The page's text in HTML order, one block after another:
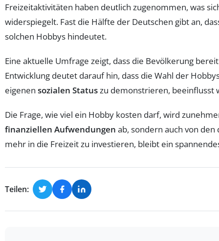
Freizeitaktivitäten haben deutlich zugenommen, was
widerspiegelt. Fast die Hälfte der Deutschen gibt an,
solchen Hobbys hindeutet.
Eine aktuelle Umfrage zeigt, dass die Bevölkerung
Entwicklung deutet darauf hin, dass die Wahl der
eigenen sozialen Statuszu demonstrieren, beeinflusst
Die Frage, wie viel ein Hobby kosten darf, wird
finanziellen Aufwendungen ab, sondern auch von
mehr in die Freizeit zu investieren, bleibt ein
Teilen: